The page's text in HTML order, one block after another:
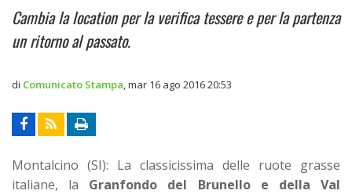
Cambia la location per la verifica tessere e per la partenza
un ritorno al passato.
di Comunicato Stampa mar 16 ago 2016 20:53
Montalcino (SI): La classicissima delle ruote grasse
italiane, la Granfondo del Brunello e della Val